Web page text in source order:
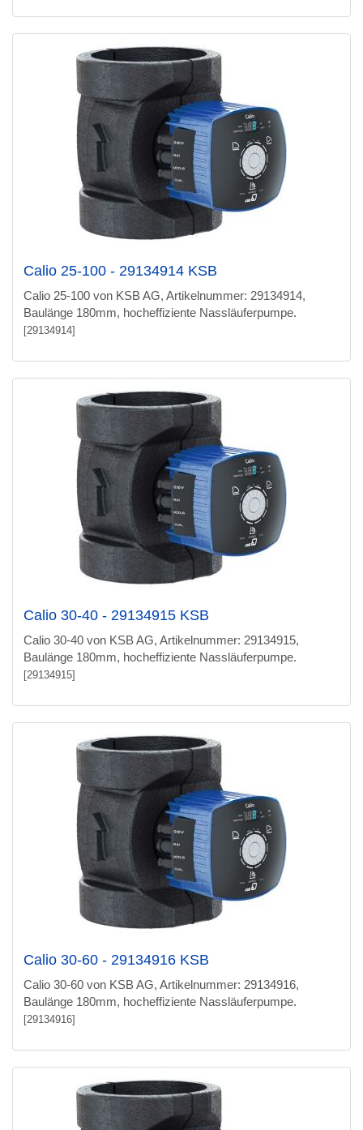
Calio 25-100 - 29134914 KSB
Calio 25-100 von KSB AG, Artikelnummer: 29134914,
Baulänge 180mm, hocheffiziente Nassläuferpumpe.
[29134914]
Calio 30-40 - 29134915 KSB
Calio 30-40 von KSB AG, Artikelnummer: 29134915,
Baulänge 180mm, hocheffiziente Nassläuferpumpe.
[29134915]
Calio 30-60 - 29134916 KSB
Calio 30-60 von KSB AG, Artikelnummer: 29134916,
Baulänge 180mm, hocheffiziente Nassläuferpumpe.
[29134916]